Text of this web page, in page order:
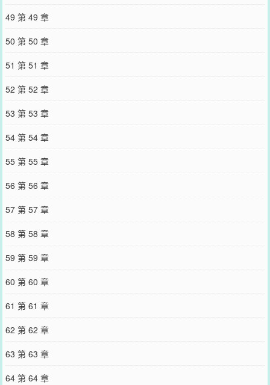
49 第 49 章
50 第 50 章
51 第 51 章
52 第 52 章
53 第 53 章
54 第 54 章
55 第 55 章
56 第 56 章
57 第 57 章
58 第 58 章
59 第 59 章
60 第 60 章
61 第 61 章
62 第 62 章
63 第 63 章
64 第 64 章